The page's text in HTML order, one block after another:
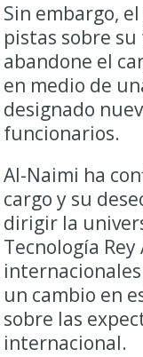
Sin embargo,
pistas sobre
abandone el
en medio de
designado
funcionarios.
Al-Naimi ha
cargo y su
dirigir la
Tecnología
un cambio en
sobre las
internacional.